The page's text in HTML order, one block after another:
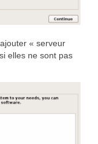
« serveur
elles ne sont pas